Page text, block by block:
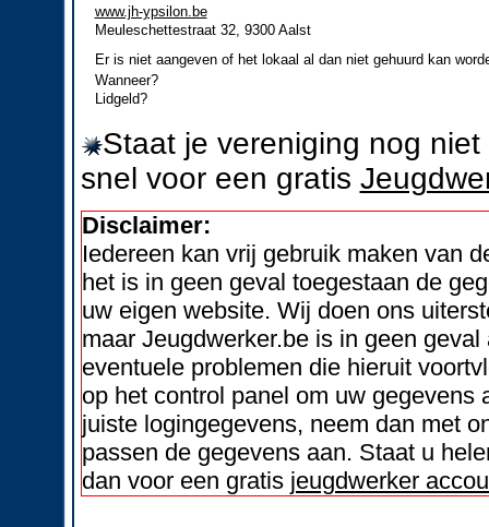
www.jh-ypsilon.be
Meuleschettestraat 32, 9300 Aalst
Er is niet aangeven of het lokaal al dan niet gehuurd kan
Wanneer?
Lidgeld?
Staat je vereniging nog
snel voor een gratis
Disclaimer:
Iedereen kan vrij gebruik maken van
het is in geen geval toegestaan de
uw eigen website. Wij doen ons
maar Jeugdwerker.be is in geen
eventuele problemen die hieruit
op het control panel om uw
juiste logingegevens, neem dan met
passen de gegevens aan. Staat u
dan voor een gratis jeugdwerker